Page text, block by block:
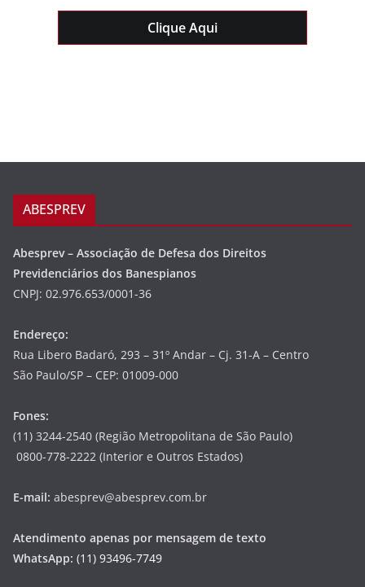
Clique Aqui
ABESPREV
Abesprev – Associação de Defesa dos Direitos
Previdenciários dos Banespianos
CNPJ: 02.976.653/0001-36
Endereço:
Rua Libero Badaró, 293 – 31º Andar – Cj. 31-A – Centro
São Paulo/SP – CEP: 01009-000
Fones:
(11) 3244-2540 (Região Metropolitana de São Paulo)
0800-778-2222 (Interior e Outros Estados)
E-mail: abesprev@abesprev.com.br
Atendimento apenas por mensagem de texto
WhatsApp: (11) 93496-7749